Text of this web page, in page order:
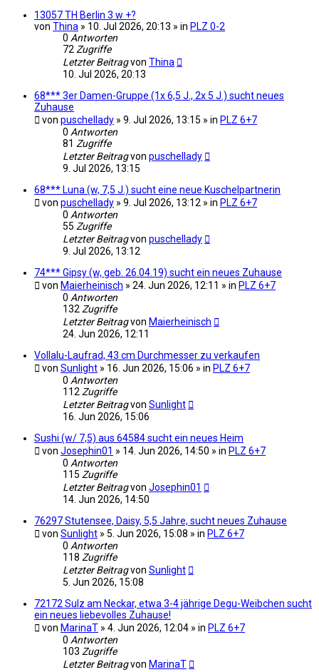
13057 TH Berlin 3 w +?
von Thina » 10. Jul 2026, 20:13 » in PLZ 0-2
0 Antworten
72 Zugriffe
Letzter Beitragvon Thina
10. Jul 2026, 20:13
68*** 3er Damen-Gruppe (1x 6,5 J., 2x 5 J.) sucht neues
Zuhause
von puschellady » 9. Jul 2026, 13:15 » in PLZ 6+7
0 Antworten
81 Zugriffe
Letzter Beitragvon puschellady
9. Jul 2026, 13:15
68*** Luna (w, 7,5 J.) sucht eine neue Kuschelpartnerin
von puschellady » 9. Jul 2026, 13:12 » in PLZ 6+7
0 Antworten
55 Zugriffe
Letzter Beitragvon puschellady
9. Jul 2026, 13:12
74*** Gipsy (w, geb. 26.04.19) sucht ein neues Zuhause
von Maierheinisch » 24. Jun 2026, 12:11 » in PLZ 6+7
0 Antworten
132 Zugriffe
Letzter Beitragvon Maierheinisch
24. Jun 2026, 12:11
Vollalu-Laufrad, 43 cm Durchmesser zu verkaufen
von Sunlight » 16. Jun 2026, 15:06 » in PLZ 6+7
0 Antworten
112 Zugriffe
Letzter Beitragvon Sunlight
16. Jun 2026, 15:06
Sushi (w/ 7,5) aus 64584 sucht ein neues Heim
von Josephin01 » 14. Jun 2026, 14:50 » in PLZ 6+7
0 Antworten
115 Zugriffe
Letzter Beitragvon Josephin01
14. Jun 2026, 14:50
76297 Stutensee, Daisy, 5,5 Jahre, sucht neues Zuhause
von Sunlight » 5. Jun 2026, 15:08 » in PLZ 6+7
0 Antworten
118 Zugriffe
Letzter Beitragvon Sunlight
5. Jun 2026, 15:08
72172 Sulz am Neckar, etwa 3-4 jährige Degu-Weibchen sucht
ein neues liebevolles Zuhause!
von MarinaT » 4. Jun 2026, 12:04 » in PLZ 6+7
0 Antworten
103 Zugriffe
Letzter Beitragvon MarinaT